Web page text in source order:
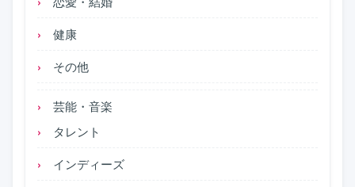
健康
その他
芸能・音楽
タレント
インディーズ